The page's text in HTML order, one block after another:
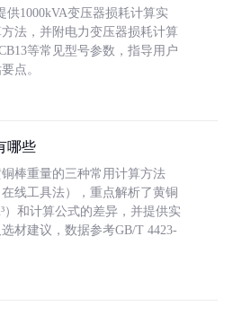
供1000kVA变压器损耗计算实
法，并附电力变压器损耗计算
等常见型号参数，指导用户
点。
哪些
棒重量的三种常用计算方法
线工具法），重点解析了黄铜
）和计算公式的差异，并提供实
材建议，数据参考GB/T 4423-